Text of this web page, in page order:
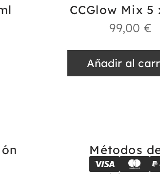
CCGlow Mix 5
99,00 €
Añadir al
Métodos